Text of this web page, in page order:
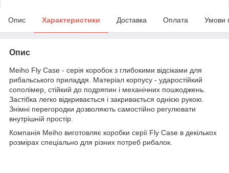
Опис Характеристики Доставка Оплата Умови
Опис
Meiho Fly Case - серія коробок з глибокими відсіками для
рибальського приладдя. Матеріал корпусу - ударостійкий
сополімер, стійкий до подряпин і механічних пошкоджень.
Застібка легко відкривається і закривається однією рукою.
Знімні перегородки дозволяють самостійно регулювати
внутрішній простір.
Компанія Meiho виготовляє коробки серії Fly Case в декількох
розмірах спеціально для різних потреб рибалок.